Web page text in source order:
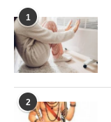
1
2